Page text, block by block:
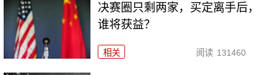
决赛圈只剩两家，买定离手后，
谁将获益？
相关 阅读 131460